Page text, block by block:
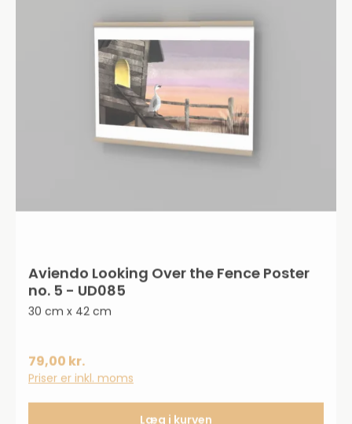
Aviendo Looking Over the Fence Poster
no. 5 - UD085
30 cm x 42 cm
79,00 kr.
Priser er inkl. moms
Læg i kurven